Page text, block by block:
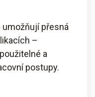
přesná
–
a
postupy.